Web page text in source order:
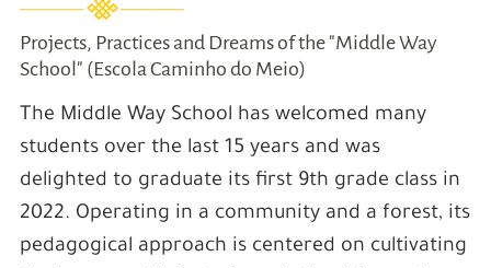
Projects, Practices and Dreams of the "Middle Way
School" (Escola Caminho do Meio)
The Middle Way School has welcomed many
students over the last 15 years and was
delighted to graduate its first 9th grade class in
2022. Operating in a community and a forest, its
pedagogical approach is centered on cultivating